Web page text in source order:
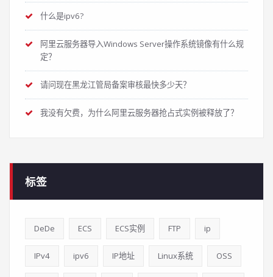
什么是ipv6?
阿里云服务器导入Windows Server操作系统镜像有什么规
定？
请问现在黑龙江管局备案审核最快多少天？
我没有欠费，为什么阿里云服务器抢占式实例被释放了？
标签
DeDe ECS ECS实例 FTP ip
IPv4 ipv6 IP地址 Linux系统 OSS